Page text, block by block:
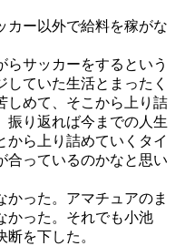
カー以外で給料を稼がな
らサッカーをするという
ていた生活とまったく
しめて、そこから上り詰
振り返れば今までの人生
から上り詰めていくタイ
合っているのかなと思い
かった。アマチュアのま
かった。それでも小池
を下した。